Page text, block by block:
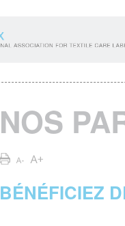
NOS
BÉNÉFICIEZ